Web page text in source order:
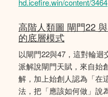
hd.icefire.win/content/3464
高階人類圖 閘門22
的底層模式
以閘門22與47，這對輪
派解說閘門天賦，來自始
解，加上始創人認為「在
法，把「應該如何做」說